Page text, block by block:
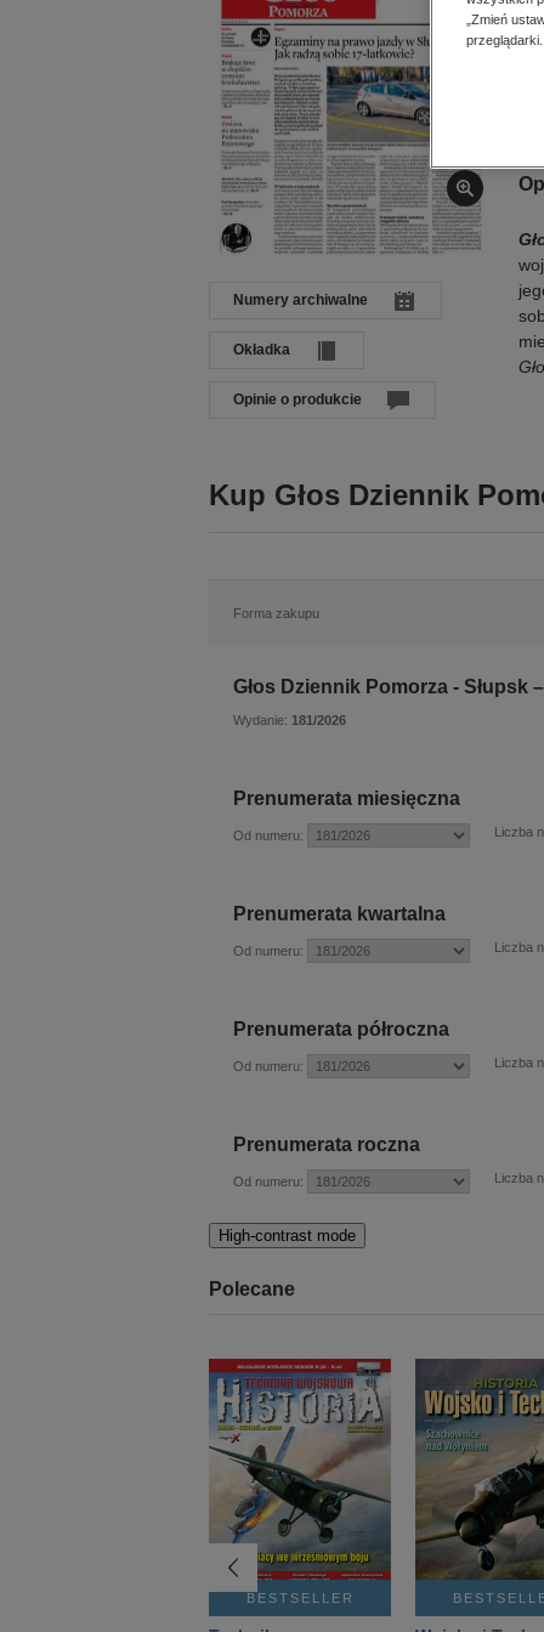
Numery archiwalne
Okładka
Opinie o produkcie
Kup Głos Dziennik
Forma zakupu
Głos Dziennik Pomorza - Słupsk
Wydanie: 181/2026
Prenumerata miesięczna
Od numeru: Liczba
Prenumerata kwartalna
Od numeru: Liczba
Prenumerata półroczna
Od numeru: Liczba
Prenumerata roczna
Od numeru: Liczba
High-contrast mode
Polecane
BESTSELLER
„Zmień
przeglądarki.